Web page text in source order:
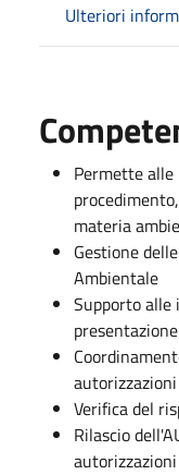
Ulteriori
Permette
materia
Gestione
Ambientale
Supporto alle
Verifica del
Rilascio